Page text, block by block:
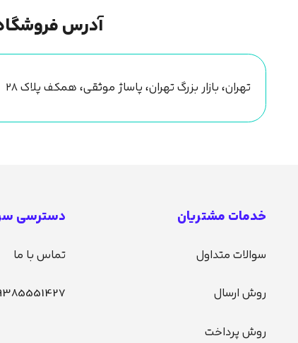
آدرس
تهران، بازار بزرگ تهران، پاساژ موثقی، همکف پلاک ۲۸
خدمات مشتریان
سوالات متداول
روش ارسال
روش پرداخت
دسترسی
تماس با ما
09385551427